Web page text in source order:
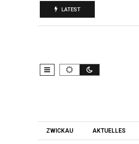
LATEST
ZWICKAU AKTUELLES